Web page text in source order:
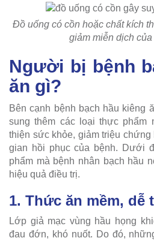
Đồ uống có cồn hoặc chất kích
giảm miễn dịch
Người bị bệnh
ăn gì?
Bên cạnh bệnh bạch hầu kiêng
sung thêm các loại thực phẩm
thiện sức khỏe, giảm triệu
gian hồi phục của bệnh. Dưới
phẩm mà bệnh nhân bạch hầu
hiệu quả điều trị.
1. Thức ăn mềm, dễ
Lớp giả mạc vùng hầu họng
đau đớn, khó nuốt. Do đó,